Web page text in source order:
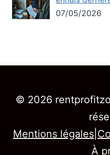
07/05/2026
© 2026
Mentions légales
À